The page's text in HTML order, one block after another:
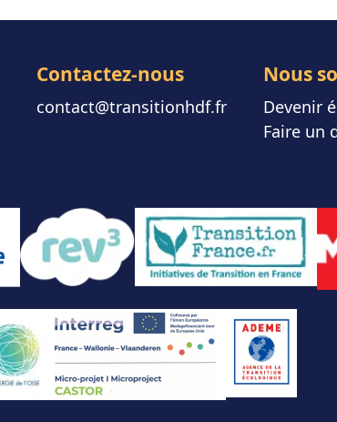
Contactez-nous
contact@transitionhdf.fr
Nous
Devenir
Faire un